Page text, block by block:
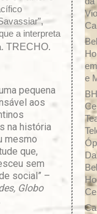
a interpreta
TRECHO.
pequena
aos
na história
mesmo
que,
sem
social” –
Globo
e